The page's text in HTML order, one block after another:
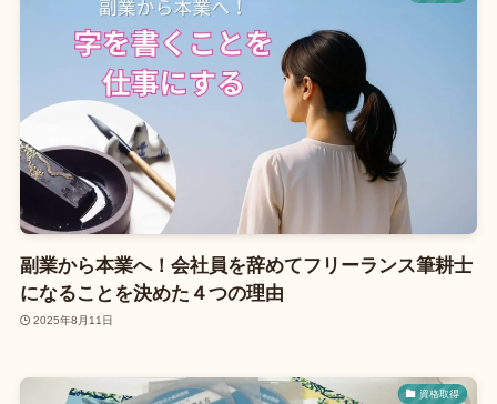
副業から本業へ！会社員を辞めてフリーランス筆耕士
になることを決めた４つの理由
2025年8月11日
資格取得